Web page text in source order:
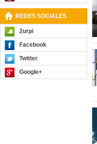
REDES SOCIALES
2urpi
Facebook
Twitter
Google+